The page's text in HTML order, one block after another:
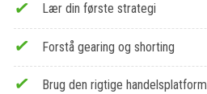
Lær din første strategi
Forstå gearing og shorting
Brug den rigtige handelsplatform